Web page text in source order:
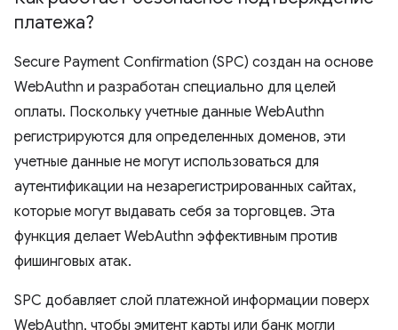
платежа?
Secure Payment Confirmation (SPC) создан на основе
WebAuthn и разработан специально для целей
оплаты. Поскольку учетные данные WebAuthn
регистрируются для определенных доменов, эти
учетные данные не могут использоваться для
аутентификации на незарегистрированных сайтах,
которые могут выдавать себя за торговцев. Эта
функция делает WebAuthn эффективным против
фишинговых атак.
SPC добавляет слой платежной информации поверх
WebAuthn, чтобы эмитент карты или банк могли